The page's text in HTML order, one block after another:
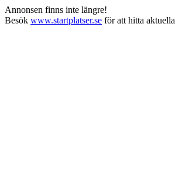
Annonsen finns inte längre!
Besök www.startplatser.se för att hitta